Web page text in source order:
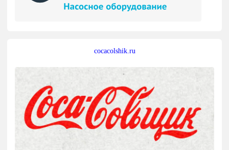
cocacolshik.ru